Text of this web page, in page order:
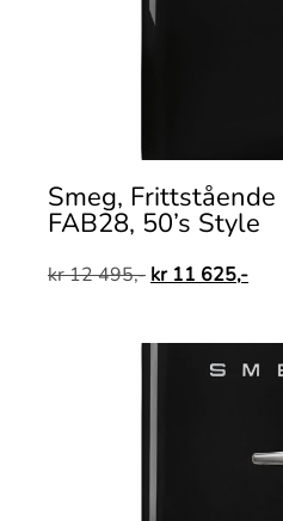
Smeg, Frittstående
FAB28, 50’s Style
kr12 495,- kr11 625,-